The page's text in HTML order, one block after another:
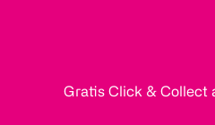
Gratis Click & Collect